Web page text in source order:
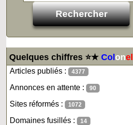
Quelques chiffres ⭐★Colonel
Articles publiés : 4377
Annonces en attente : 90
Sites réformés : 1072
Domaines fusillés : 14